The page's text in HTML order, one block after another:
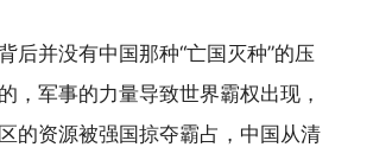
后并没有中国那种“亡国灭种”的压
，军事的力量导致世界霸权出现，
的资源被强国掠夺霸占，中国从清